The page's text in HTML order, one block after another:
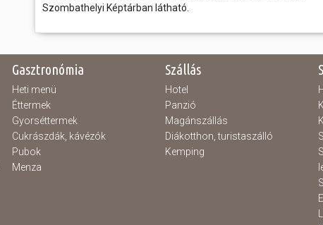
Szombathelyi Képtárban látható.
Gasztronómia
Heti menü
Éttermek
Gyorséttermek
Cukrászdák, kávézók
Pubok
Menza
Szállás
Hotel
Panzió
Magánszállás
Diákotthon, turistaszálló
Kemping